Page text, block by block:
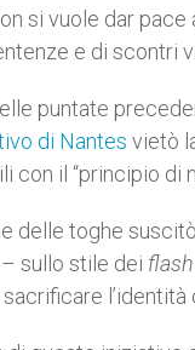
o
k
r
si vuole dar
e di scontri
puntate
di Nantes vietò
con il “principio di
delle toghe
sullo stile dei
l’identità